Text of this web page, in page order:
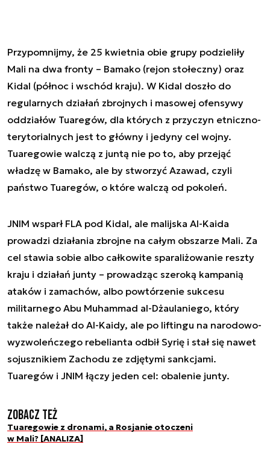
Przypomnijmy, że 25 kwietnia obie grupy podzieliły
Mali na dwa fronty – Bamako (rejon stołeczny) oraz
Kidal (północ i wschód kraju). W Kidal doszło do
regularnych działań zbrojnych i masowej ofensywy
oddziałów Tuaregów, dla których z przyczyn etniczno-
terytorialnych jest to główny i jedyny cel wojny.
Tuaregowie walczą z juntą nie po to, aby przejąć
władzę w Bamako, ale by stworzyć Azawad, czyli
państwo Tuaregów, o które walczą od pokoleń.
JNIM wsparł FLA pod Kidal, ale malijska Al-Kaida
prowadzi działania zbrojne na całym obszarze Mali. Za
cel stawia sobie albo całkowite sparaliżowanie reszty
kraju i działań junty – prowadząc szeroką kampanią
ataków i zamachów, albo powtórzenie sukcesu
militarnego Abu Muhammad al-Dżaulaniego, który
także należał do Al-Kaidy, ale po liftingu na narodowo-
wyzwoleńczego rebelianta odbił Syrię i stał się nawet
sojusznikiem Zachodu ze zdjętymi sankcjami.
Tuaregów i JNIM łączy jeden cel: obalenie junty.
Zobacz też
Tuaregowie z dronami, a Rosjanie otoczeni
w Mali? [ANALIZA]